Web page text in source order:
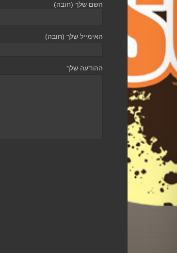
השם שלך (חובה)
האימייל שלך (חובה)
ההודעה שלך